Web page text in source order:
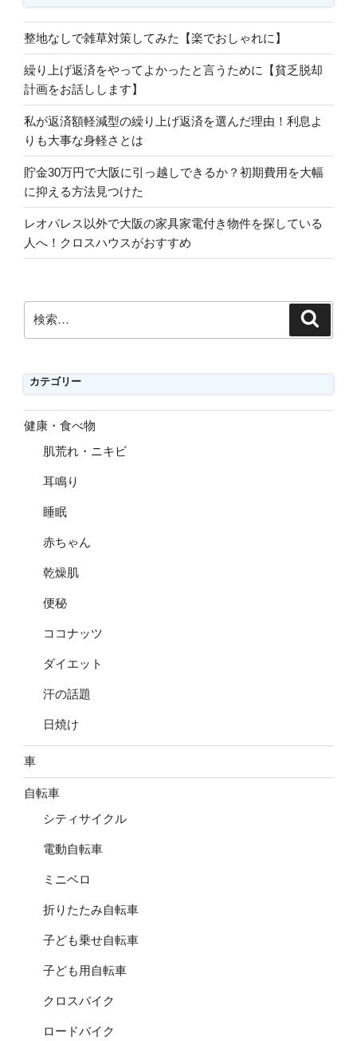
整地なしで雑草対策してみた【楽でおしゃれに】
繰り上げ返済をやってよかったと言うために【貧乏脱却
計画をお話しします】
私が返済額軽減型の繰り上げ返済を選んだ理由！利息よ
りも大事な身軽さとは
貯金30万円で大阪に引っ越しできるか？初期費用を大幅
に抑える方法見つけた
レオパレス以外で大阪の家具家電付き物件を探している
人へ！クロスハウスがおすすめ
索:
カテゴリー
健康・食べ物
肌荒れ・ニキビ
耳鳴り
睡眠
赤ちゃん
乾燥肌
便秘
ココナッツ
ダイエット
汗の話題
日焼け
車
自転車
シティサイクル
電動自転車
ミニベロ
折りたたみ自転車
子ども乗せ自転車
子ども用自転車
クロスバイク
ロードバイク